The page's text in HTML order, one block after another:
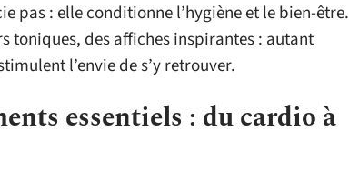
pas : elle conditionne l’hygiène et le bien-être.
toniques, des affiches inspirantes : autant
l’envie de s’y retrouver.
essentiels : du cardio à